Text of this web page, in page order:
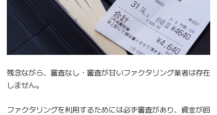
残念ながら、審査なし・審査が甘いファクタリング業者は存在
しません。
ファクタリングを利用するためには必ず審査があり、資金が回